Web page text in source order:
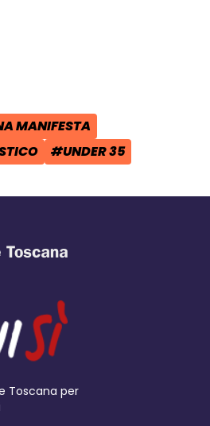
- apre
X - apre una
link e condividi -
MANIFESTA
TAG:
#UNDER 35
Toscana per